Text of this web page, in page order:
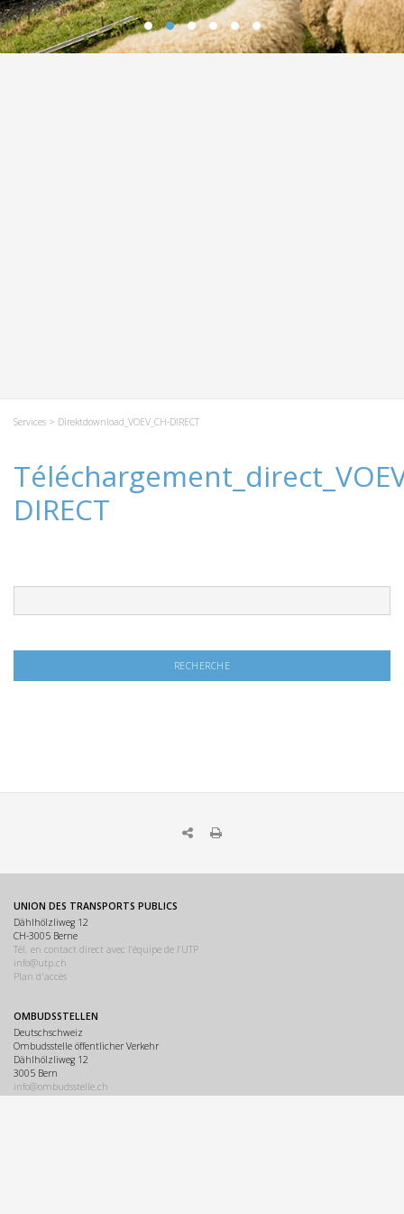
Services > Direktdownload_VOEV_CH-DIRECT
DIRECT
UNION DES TRANSPORTS PUBLICS
Dählhölzliweg 12
CH-3005 Berne
Tél. en contact direct avec l’équipe de l’UTP
info@utp.ch
Plan d'accès
OMBUDSSTELLEN
Deutschschweiz
Ombudsstelle öffentlicher Verkehr
Dählhölzliweg 12
3005 Bern
info@ombudsstelle.ch